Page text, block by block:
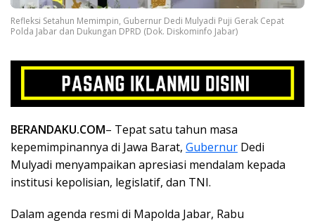
Refleksi Setahun Memimpin, Gubernur Dedi Mulyadi Puji Gerak Cepat
Polda Jabar dan Dukungan DPRD (Dok. Diskominfo Jabar)
BERANDAKU.COM– Tepat satu tahun masa
kepemimpinannya di Jawa Barat, Gubernur Dedi
Mulyadi menyampaikan apresiasi mendalam kepada
institusi kepolisian, legislatif, dan TNI.
Dalam agenda resmi di Mapolda Jabar, Rabu